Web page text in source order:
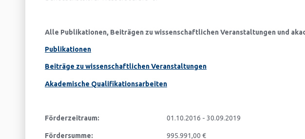
Alle Publikationen, Beiträgen zu wissenschaftlichen Veranstaltungen und
Publikationen
Beiträge zu wissenschaftlichen Veranstaltungen
Akademische Qualifikationsarbeiten
Förderzeitraum: 01.10.2016 - 30.09.2019
Fördersumme: 995.991,00 €